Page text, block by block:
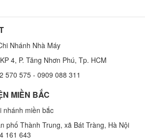
Nhánh Nhà Máy
4, P. Tăng Nhơn Phú, Tp. HCM
570 575 - 0909 088 311
MIỀN BẮC
nhánh miền bắc
phố Thành Trung, xã Bát Tràng, Hà Nội
161 643